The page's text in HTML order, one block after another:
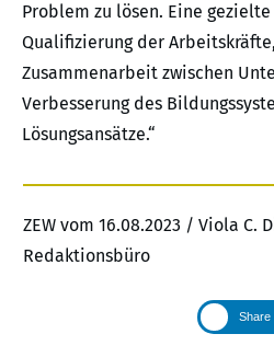
Problem zu lösen. Eine
Qualifizierung der
Zusammenarbeit zwischen
Verbesserung des
Lösungsansätze.“
ZEW vom 16.08.2023 / Viola C.
Redaktionsbüro
Share